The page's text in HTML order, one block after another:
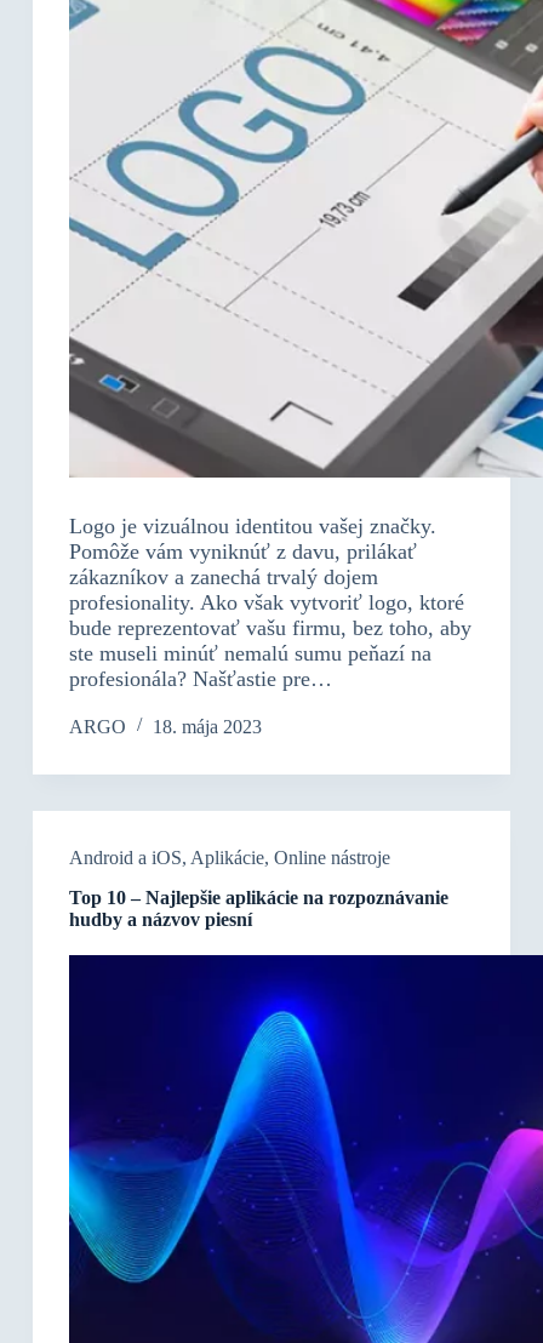
Logo je vizuálnou identitou vašej značky.
Pomôže vám vyniknúť z davu, prilákať
zákazníkov a zanechá trvalý dojem
profesionality. Ako však vytvoriť logo, ktoré
bude reprezentovať vašu firmu, bez toho, aby
ste museli minúť nemalú sumu peňazí na
profesionála? Našťastie pre…
ARGO 18. mája 2023
Android a iOS, Aplikácie, Online nástroje
Top 10 – Najlepšie aplikácie na rozpoznávanie
hudby a názvov piesní